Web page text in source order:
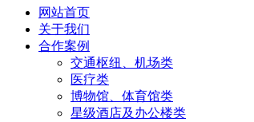
网站首页
关于我们
合作案例
交通枢纽、机场类
医疗类
博物馆、体育馆类
星级酒店及办公楼类